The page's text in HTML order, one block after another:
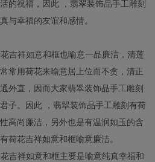
的祝福，因此 ，翡翠装饰品手工雕刻
与幸福的友谊和感情。
吉祥如意和框也喻意一品廉洁，清莲
常用荷花来喻意居上位而不贪，清正
外直，因而大家翡翠装饰品手工雕刻
子。因此 ，翡翠装饰品手工雕刻有荷
高尚廉洁，另外也是有温润如玉的含
荷花吉祥如意和框喻意廉洁。
吉祥如意和框主要是喻意纯真幸福和